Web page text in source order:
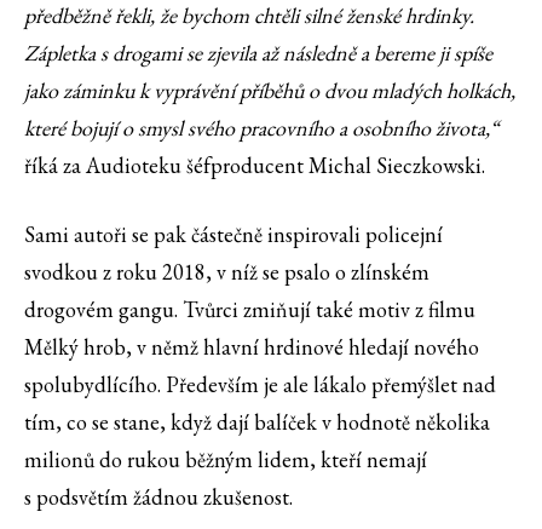
předběžně řekli, že bychom chtěli silné ženské hrdinky.
Zápletka s drogami se zjevila až následně a bereme ji spíše
jako záminku k vyprávění příběhů o dvou mladých holkách,
které bojují o smysl svého pracovního a osobního života,“
říká za Audioteku šéfproducent Michal Sieczkowski.
Sami autoři se pak částečně inspirovali policejní
svodkou z roku 2018, v níž se psalo o zlínském
drogovém gangu. Tvůrci zmiňují také motiv z filmu
Mělký hrob, v němž hlavní hrdinové hledají nového
spolubydlícího. Především je ale lákalo přemýšlet nad
tím, co se stane, když dají balíček v hodnotě několika
milionů do rukou běžným lidem, kteří nemají
s podsvětím žádnou zkušenost.